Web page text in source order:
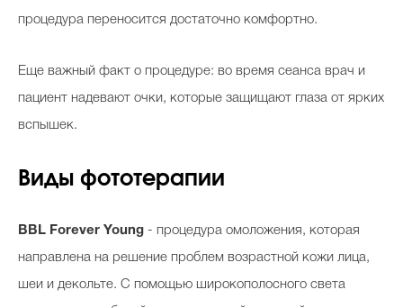
процедура переносится достаточно комфортно.
Еще важный факт о процедуре: во время сеанса врач и
пациент надевают очки, которые защищают глаза от ярких
вспышек.
Виды фототерапии
BBL Forever Young - процедура омоложения, которая
направлена на решение проблем возрастной кожи лица,
шеи и декольте. С помощью широкополосного света